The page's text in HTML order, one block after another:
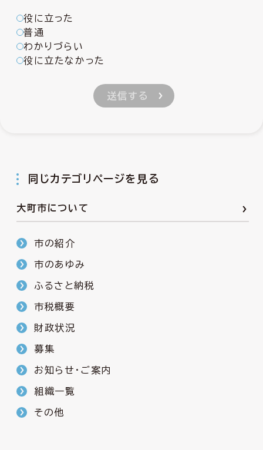
役に立った
普通
わかりづらい
役に立たなかった
同じカテゴリページを見る
大町市について
市の紹介
市のあゆみ
ふるさと納税
市税概要
財政状況
募集
お知らせ・ご案内
組織一覧
その他